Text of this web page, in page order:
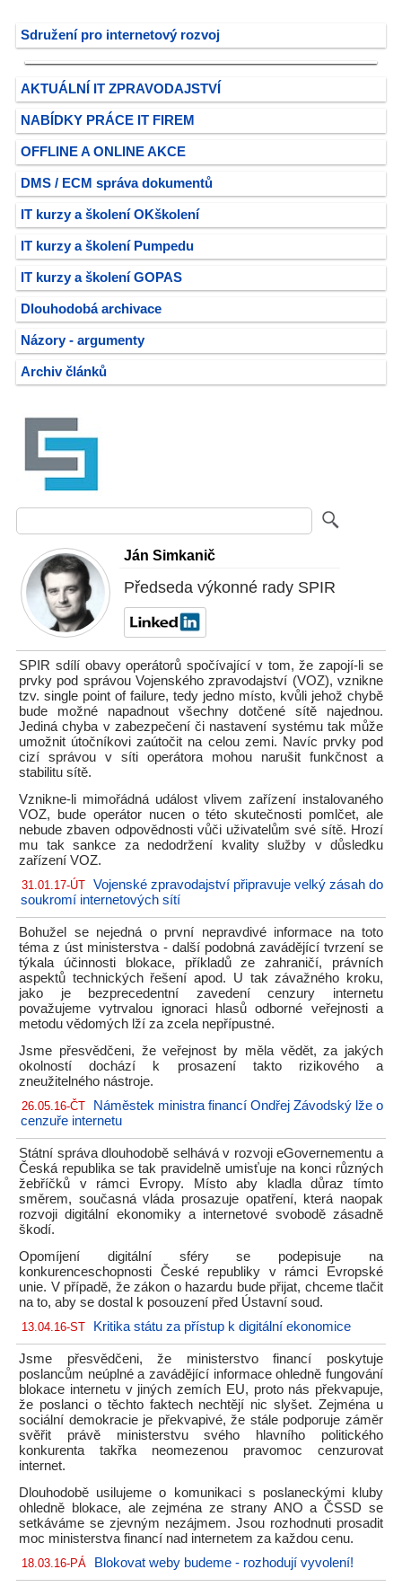
Sdružení pro internetový rozvoj
AKTUÁLNÍ IT ZPRAVODAJSTVÍ
NABÍDKY PRÁCE IT FIREM
OFFLINE A ONLINE AKCE
DMS / ECM správa dokumentů
IT kurzy a školení OKškolení
IT kurzy a školení Pumpedu
IT kurzy a školení GOPAS
Dlouhodobá archivace
Názory - argumenty
Archiv článků
Ján Simkanič
Předseda výkonné rady SPIR
SPIR sdílí obavy operátorů spočívající v tom, že zapojí-li se
prvky pod správou Vojenského zpravodajství (VOZ), vznikne
tzv. single point of failure, tedy jedno místo, kvůli jehož chybě
bude možné napadnout všechny dotčené sítě najednou.
Jediná chyba v zabezpečení či nastavení systému tak může
umožnit útočníkovi zaútočit na celou zemi. Navíc prvky pod
cizí správou v síti operátora mohou narušit funkčnost a
stabilitu sítě.
Vznikne-li mimořádná událost vlivem zařízení instalovaného
VOZ, bude operátor nucen o této skutečnosti pomlčet, ale
nebude zbaven odpovědnosti vůči uživatelům své sítě. Hrozí
mu tak sankce za nedodržení kvality služby v důsledku
zařízení VOZ.
31.01.17-ÚT Vojenské zpravodajství připravuje velký zásah do
soukromí internetových sítí
Bohužel se nejedná o první nepravdivé informace na toto
téma z úst ministerstva - další podobná zavádějící tvrzení se
týkala účinnosti blokace, příkladů ze zahraničí, právních
aspektů technických řešení apod. U tak závažného kroku,
jako je bezprecedentní zavedení cenzury internetu
považujeme vytrvalou ignoraci hlasů odborné veřejnosti a
metodu vědomých lží za zcela nepřípustné.
Jsme přesvědčeni, že veřejnost by měla vědět, za jakých
okolností dochází k prosazení takto rizikového a
zneužitelného nástroje.
26.05.16-ČT
Náměstek ministra financí Ondřej Závodský lže o
cenzuře internetu
Státní správa dlouhodobě selhává v rozvoji eGovernementu a
Česká republika se tak pravidelně umisťuje na konci různých
žebříčků v rámci Evropy. Místo aby kladla důraz tímto
směrem, současná vláda prosazuje opatření, která naopak
rozvoji digitální ekonomiky a internetové svobodě zásadně
škodí.
Opomíjení digitální sféry se podepisuje na
konkurenceschopnosti České republiky v rámci Evropské
unie. V případě, že zákon o hazardu bude přijat, chceme tlačit
na to, aby se dostal k posouzení před Ústavní soud.
13.04.16-ST Kritika státu za přístup k digitální ekonomice
Jsme přesvědčeni, že ministerstvo financí poskytuje
poslancům neúplné a zavádějící informace ohledně fungování
blokace internetu v jiných zemích EU, proto nás překvapuje,
že poslanci o těchto faktech nechtějí nic slyšet. Zejména u
sociální demokracie je překvapivé, že stále podporuje záměr
svěřit právě ministerstvu svého hlavního politického
konkurenta takřka neomezenou pravomoc cenzurovat
internet.
Dlouhodobě usilujeme o komunikaci s poslaneckými kluby
ohledně blokace, ale zejména ze strany ANO a ČSSD se
setkáváme se zjevným nezájmem. Jsou rozhodnuti prosadit
moc ministerstva financí nad internetem za každou cenu.
18.03.16-PÁ Blokovat weby budeme - rozhodují vyvolení!